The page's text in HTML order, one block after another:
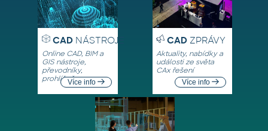
CADNÁSTROJE
Online CAD, BIM a
GIS nástroje,
převodníky,
prohlížečeVíce info
CADZPRÁVY
Aktuality, nabídky a
události ze světa
CAx řešení
Více info